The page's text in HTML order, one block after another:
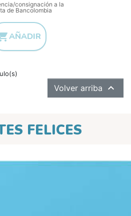
consignación a la
de Bancolombia
AÑADIR
Volver arriba 
FELICES